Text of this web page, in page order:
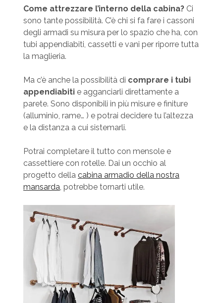
Come attrezzare l’interno della cabina?Ci
sono tante possibilità. C’è chi si fa fare i cassoni
degli armadi su misura per lo spazio che ha, con
tubi appendiabiti, cassetti e vani per riporre tutta
la maglieria.
Ma c’è anche la possibilità di comprare i tubi
appendiabiti e agganciarli direttamente a
parete. Sono disponibili in più misure e finiture
(alluminio, rame… ) e potrai decidere tu l’altezza
e la distanza a cui sistemarli.
Potrai completare il tutto con mensole e
cassettiere con rotelle. Dai un occhio al
progetto della cabina armadio della nostra
mansarda , potrebbe tornarti utile.